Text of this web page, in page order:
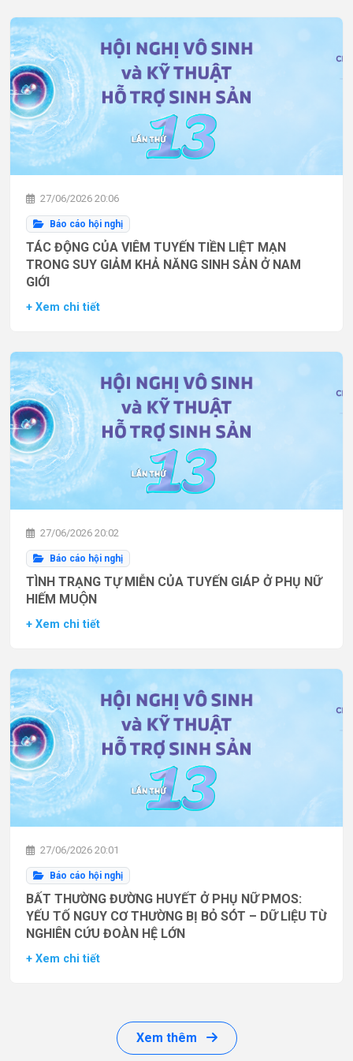
27/06/2026 20:06
Báo cáo hội nghị
TÁC ĐỘNG CỦA VIÊM TUYẾN TIỀN LIỆT MẠN
TRONG SUY GIẢM KHẢ NĂNG SINH SẢN Ở NAM
GIỚI
+ Xem chi tiết
27/06/2026 20:02
Báo cáo hội nghị
TÌNH TRẠNG TỰ MIỄN CỦA TUYẾN GIÁP Ở PHỤ NỮ
HIẾM MUỘN
+ Xem chi tiết
27/06/2026 20:01
Báo cáo hội nghị
BẤT THƯỜNG ĐƯỜNG HUYẾT Ở PHỤ NỮ PMOS:
YẾU TỐ NGUY CƠ THƯỜNG BỊ BỎ SÓT – DỮ LIỆU TỪ
NGHIÊN CỨU ĐOÀN HỆ LỚN
+ Xem chi tiết
Xem thêm